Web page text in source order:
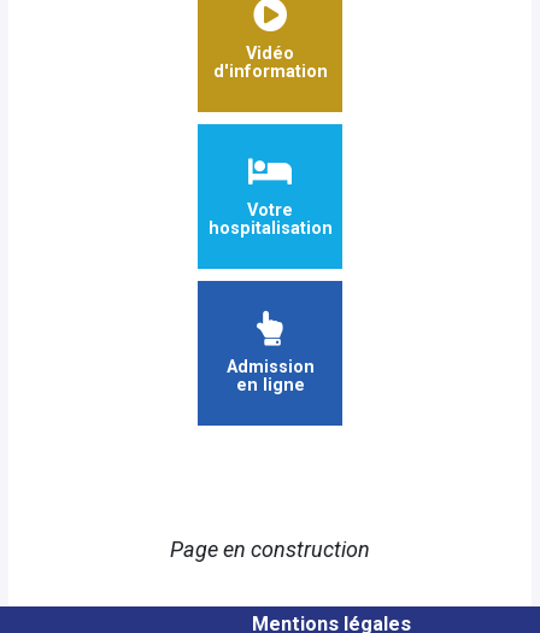
Vidéo
d'information
Votre
hospitalisation
Admission
en ligne
Page en construction
Mentions légales